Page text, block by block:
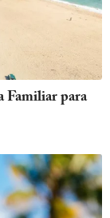
Familiar para